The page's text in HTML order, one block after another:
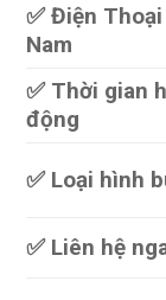
✅ Điện
Nam
✅ Thời gian
động
✅ Loại hình
✅ Liên hệ